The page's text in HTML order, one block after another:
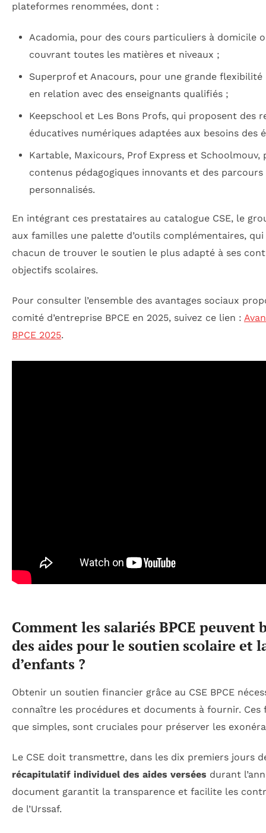
plateformes renommées, dont :
Acadomia, pour des cours particuliers à domicile
couvrant toutes les matières et niveaux ;
Superprof et Anacours, pour une grande flexibilité
en relation avec des enseignants qualifiés ;
Keepschool et Les Bons Profs, qui proposent des
éducatives numériques adaptées aux besoins des
Kartable, Maxicours, Prof Express et Schoolmouv,
contenus pédagogiques innovants et des
personnalisés.
En intégrant ces prestataires au catalogue CSE, le
aux familles une palette d’outils complémentaires,
chacun de trouver le soutien le plus adapté à ses
objectifs scolaires.
Pour consulter l’ensemble des avantages sociaux
comité d’entreprise BPCE en 2025, suivez ce lien :
BPCE 2025.
Comment les salariés BPCE peuvent
des aides pour le soutien scolaire et
d’enfants ?
Obtenir un soutien financier grâce au CSE BPCE
connaître les procédures et documents à fournir. Ces
que simples, sont cruciales pour préserver les
Le CSE doit transmettre, dans les dix premiers jours
récapitulatif individuel des aides versées durant
document garantit la transparence et facilite les
de l’Urssaf.